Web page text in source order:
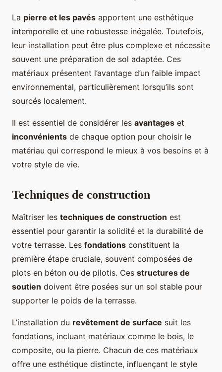
La pierre et les pavés apportent une esthétique
intemporelle et une robustesse inégalée. Toutefois,
leur installation peut être plus complexe et nécessite
souvent une préparation de sol adaptée. Ces
matériaux présentent l’avantage d’un faible impact
environnemental, particulièrement lorsqu’ils sont
sourcés localement.
Il est essentiel de considérer les avantages et
inconvénients de chaque option pour choisir le
matériau qui correspond le mieux à vos besoins et à
votre style de vie.
Techniques de construction
Maîtriser les techniques de construction est
essentiel pour garantir la solidité et la durabilité de
votre terrasse. Les fondations constituent la
première étape cruciale, souvent composées de
plots en béton ou de pilotis. Ces structures de
soutien doivent être posées sur un sol stable pour
supporter le poids de la terrasse.
L’installation du revêtement de surface suit les
fondations, incluant matériaux comme le bois, le
composite, ou la pierre. Chacun de ces matériaux
offre une esthétique distincte, influençant le style